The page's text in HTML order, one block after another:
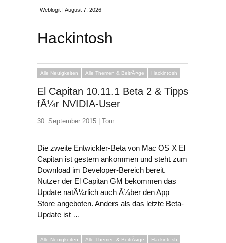
Weblogit | August 7, 2026
Hackintosh
Alle Neuigkeiten Alle Themen & BeitrÃ¤ge Hackintosh
El Capitan 10.11.1 Beta 2 & Tipps
fÃ¼r NVIDIA-User
30. September 2015 | Tom
Die zweite Entwickler-Beta von Mac OS X El
Capitan ist gestern ankommen und steht zum
Download im Developer-Bereich bereit.
Nutzer der El Capitan GM bekommen das
Update natÃ¼rlich auch Ã¼ber den App
Store angeboten. Anders als das letzte Beta-
Update ist …
Alle Neuigkeiten Alle Themen & BeitrÃ¤ge Hackintosh